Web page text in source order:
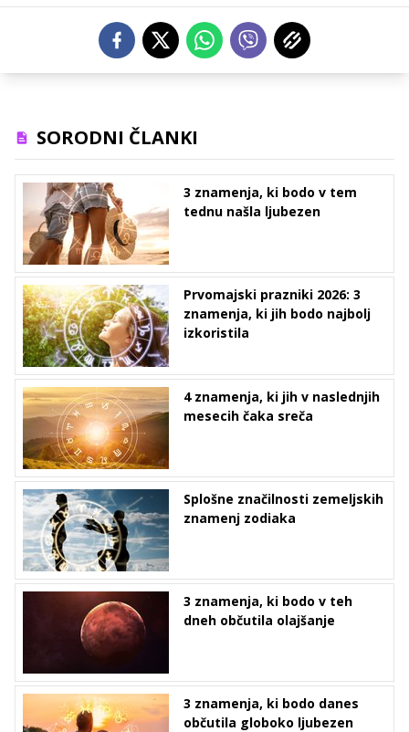
SORODNI ČLANKI
3 znamenja, ki bodo v tem
tednu našla ljubezen
Prvomajski prazniki 2026: 3
znamenja, ki jih bodo najbolj
izkoristila
4 znamenja, ki jih v naslednjih
mesecih čaka sreča
Splošne značilnosti zemeljskih
znamenj zodiaka
3 znamenja, ki bodo v teh
dneh občutila olajšanje
3 znamenja, ki bodo danes
občutila globoko ljubezen